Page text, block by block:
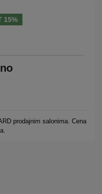
15%
prodajnim salonima. Cena